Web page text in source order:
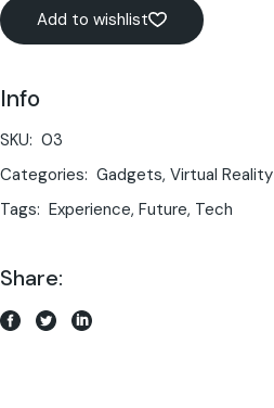
Add to wishlist
Info
SKU: 03
Categories: Gadgets, Virtual Reality
Tags: Experience, Future, Tech
Share: